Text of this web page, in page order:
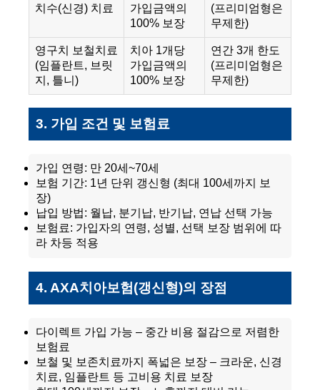
치수(신경) 치료
가입금액의
100% 보장
(프리미엄형은
무제한)
영구치 보철치료
(임플란트, 브릿
지, 틀니)
치아 1개당
가입금액의
100% 보장
연간 3개 한도
(프리미엄형은
무제한)
3. 가입 조건 및 보험료
가입 연령: 만 20세~70세
보험 기간: 1년 단위 갱신형 (최대 100세까지 보
장)
납입 방법: 월납, 분기납, 반기납, 연납 선택 가능
보험료: 가입자의 연령, 성별, 선택 보장 범위에 따
라 차등 적용
4. AXA치아보험(갱신형)의 장점
다이렉트 가입 가능 – 중간 비용 절감으로 저렴한
보험료
보철 및 보존치료까지 폭넓은 보장 – 크라운, 신경
치료, 임플란트 등 고비용 치료 보장